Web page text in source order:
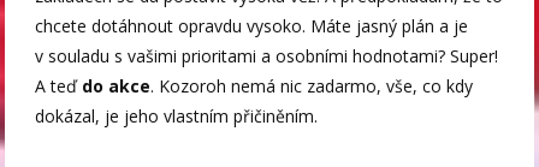
chcete dotáhnout opravdu vysoko. Máte jasný plán a je
v souladu s vašimi prioritami a osobními hodnotami? Super!
A teď do akce. Kozoroh nemá nic zadarmo, vše, co kdy
dokázal, je jeho vlastním přičiněním.